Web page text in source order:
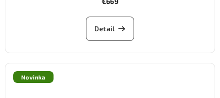
Detail
Novinka